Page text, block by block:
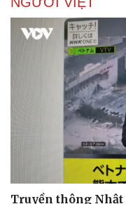
Truyền thông Nhật